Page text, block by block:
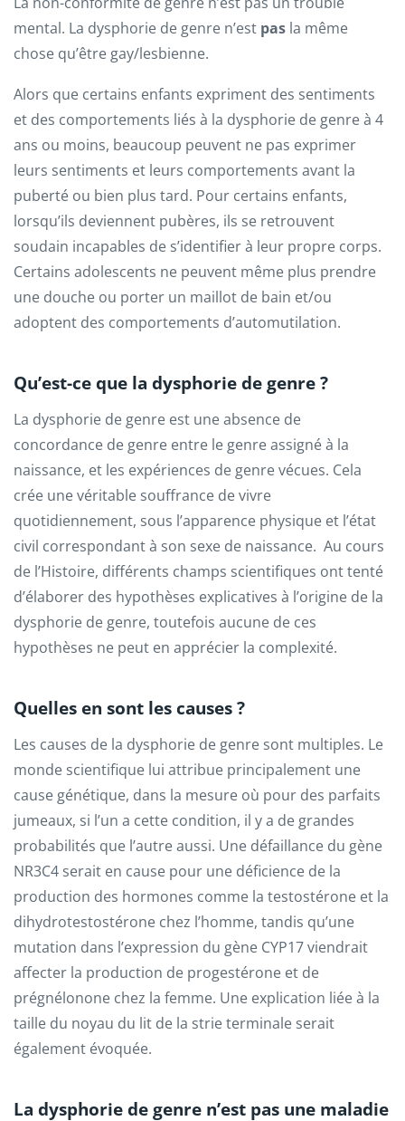
mental. La dysphorie de genre n’est pas la même
chose qu’être gay/lesbienne.
Alors que certains enfants expriment des sentiments
et des comportements liés à la dysphorie de genre à 4
ans ou moins, beaucoup peuvent ne pas exprimer
leurs sentiments et leurs comportements avant la
puberté ou bien plus tard. Pour certains enfants,
lorsqu’ils deviennent pubères, ils se retrouvent
soudain incapables de s’identifier à leur propre corps.
Certains adolescents ne peuvent même plus prendre
une douche ou porter un maillot de bain et/ou
adoptent des comportements d’automutilation.
Qu’est-ce que la dysphorie de genre ?
La dysphorie de genre est une absence de
concordance de genre entre le genre assigné à la
naissance, et les expériences de genre vécues. Cela
crée une véritable souffrance de vivre
quotidiennement, sous l’apparence physique et l’état
civil correspondant à son sexe de naissance. Au cours
de l’Histoire, différents champs scientifiques ont tenté
d’élaborer des hypothèses explicatives à l’origine de la
dysphorie de genre, toutefois aucune de ces
hypothèses ne peut en apprécier la complexité.
Quelles en sont les causes ?
Les causes de la dysphorie de genre sont multiples. Le
monde scientifique lui attribue principalement une
cause génétique, dans la mesure où pour des parfaits
jumeaux, si l’un a cette condition, il y a de grandes
probabilités que l’autre aussi. Une défaillance du gène
NR3C4 serait en cause pour une déficience de la
production des hormones comme la testostérone et la
dihydrotestostérone chez l’homme, tandis qu’une
mutation dans l’expression du gène CYP17 viendrait
affecter la production de progestérone et de
prégnélonone chez la femme. Une explication liée à la
taille du noyau du lit de la strie terminale serait
également évoquée.
La dysphorie de genre n’est pas une maladie